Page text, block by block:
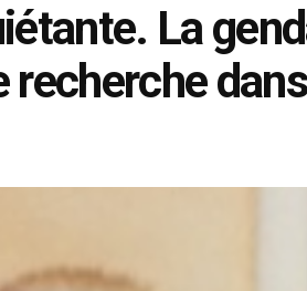
La
recherche